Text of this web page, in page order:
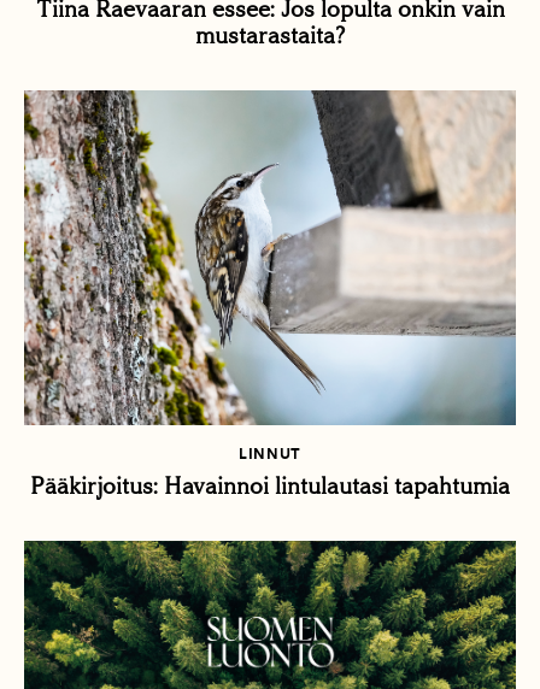
Tiina Raevaaran essee: Jos lopulta onkin vain
mustarastaita?
LINNUT
Pääkirjoitus: Havainnoi lintulautasi tapahtumia